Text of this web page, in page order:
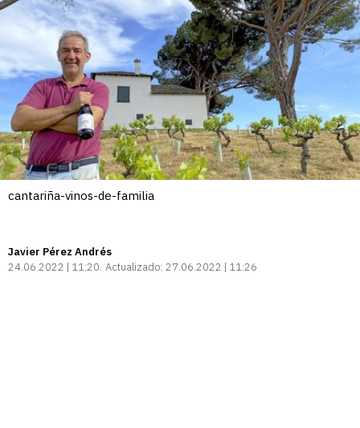
cantariña-vinos-de-familia
Javier Pérez Andrés
24.06.2022 | 11:20 Actualizado: 27.06.2022 | 11:26